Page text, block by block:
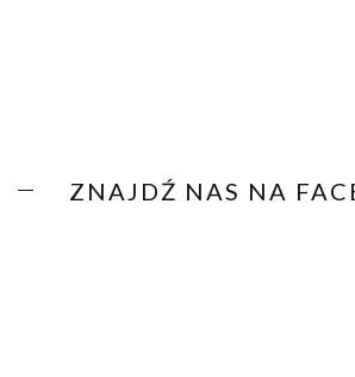
ZNAJDŹ NAS NA